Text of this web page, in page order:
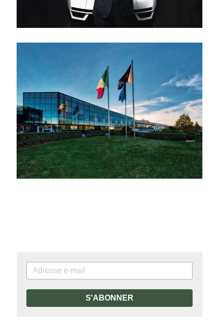
S'ABONNER